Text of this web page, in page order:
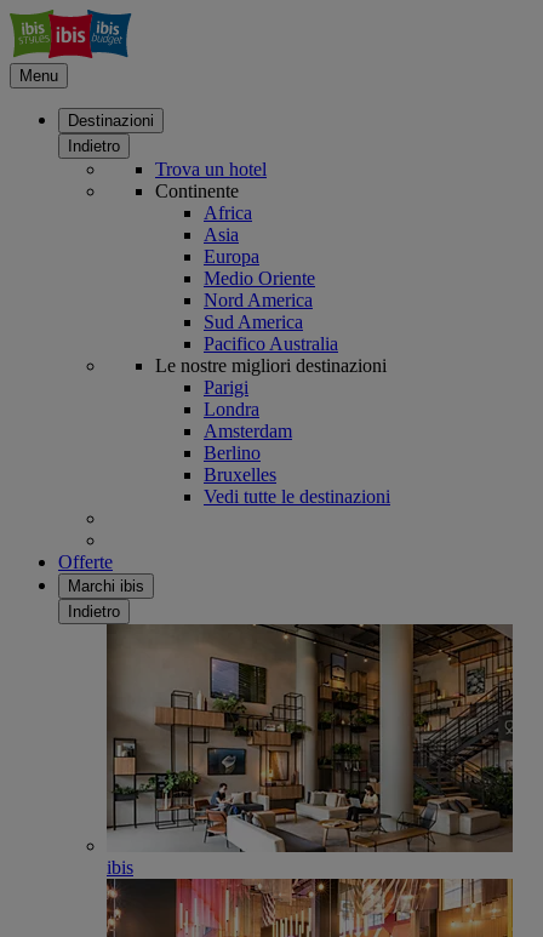
Menu
Destinazioni
Indietro
Trova un hotel
Continente
Africa
Asia
Europa
Medio Oriente
Nord America
Sud America
Pacifico Australia
Le nostre migliori destinazioni
Parigi
Londra
Amsterdam
Berlino
Bruxelles
Vedi tutte le destinazioni
Offerte
Marchi ibis
Indietro
ibis